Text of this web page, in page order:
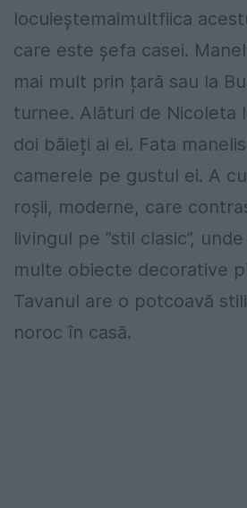
locuieștemaimultfiica
care este șefa casei.
mai mult prin țară sau la
turnee. Alături de Nicoleta
doi băieți ai ei. Fata
camerele pe gustul ei. A
roșii, moderne, care
livingul pe ”stil clasic”,
multe obiecte decorative
Tavanul are o potcoavă
noroc în casă.